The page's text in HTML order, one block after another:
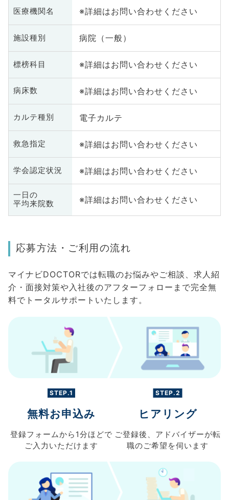
医療機関名 ※詳細はお問い合わせください
施設種別 病院（一般）
標榜科目 ※詳細はお問い合わせください
病床数 ※詳細はお問い合わせください
カルテ種別 電子カルテ
救急指定 ※詳細はお問い合わせください
学会認定状況 ※詳細はお問い合わせください
一日の
平均来院数
※詳細はお問い合わせください
応募方法・ご利用の流れ
マイナビDOCTORでは転職のお悩みやご相談、求人紹
介・面接対策や入社後のアフターフォローまで完全無
料でトータルサポートいたします。
STEP.1
無料お申込み
登録フォームから 1分ほどで
ご入力 いただけます
STEP.2
ヒアリング
ご登録後、 アドバイザーが転
職のご希望を伺います